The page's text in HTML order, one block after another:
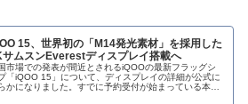
15、世界初の「M14発光素材」を採用した
サムスンEverestディスプレイ搭載へ
市場での発表が間近とされるiQOOの最新フラッグシ
「iQOO 15」について、ディスプレイの詳細が公式に
かになりました。すでに予約受付が始まっている本機